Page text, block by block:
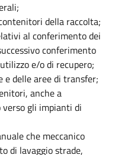
della raccolta;
al conferimento dei
conferimento
e/o di recupero;
e delle aree di transfer;
anche a
gli impianti di
che meccanico
di lavaggio strade,